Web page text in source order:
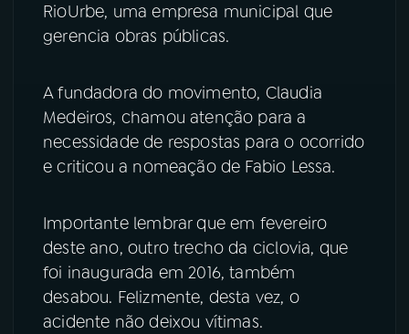
RioUrbe, uma empresa municipal que
gerencia obras públicas.
A fundadora do movimento, Claudia
Medeiros, chamou atenção para a
necessidade de respostas para o ocorrido
e criticou a nomeação de Fabio Lessa.
Importante lembrar que em fevereiro
deste ano, outro trecho da ciclovia, que
foi inaugurada em 2016, também
desabou. Felizmente, desta vez, o
acidente não deixou vítimas.